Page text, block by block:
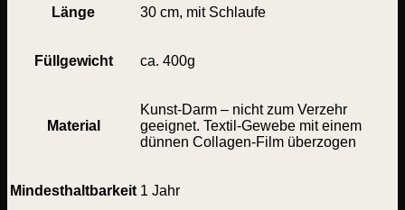
Länge 30 cm, mit Schlaufe
Füllgewicht ca. 400g
Material
Kunst-Darm – nicht zum Verzehr
geeignet. Textil-Gewebe mit einem
dünnen Collagen-Film überzogen
Mindesthaltbarkeit 1 Jahr